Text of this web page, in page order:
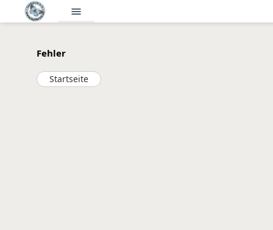
menu
Fehler
Startseite